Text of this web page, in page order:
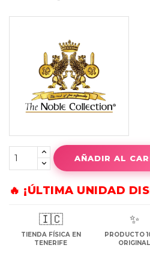
AÑADIR AL
🔥 ¡ÚLTIMA UNIDAD
🇮🇨
TIENDA FÍSICA EN
TENERIFE
✨
PRODUCTO
ORIGINAL